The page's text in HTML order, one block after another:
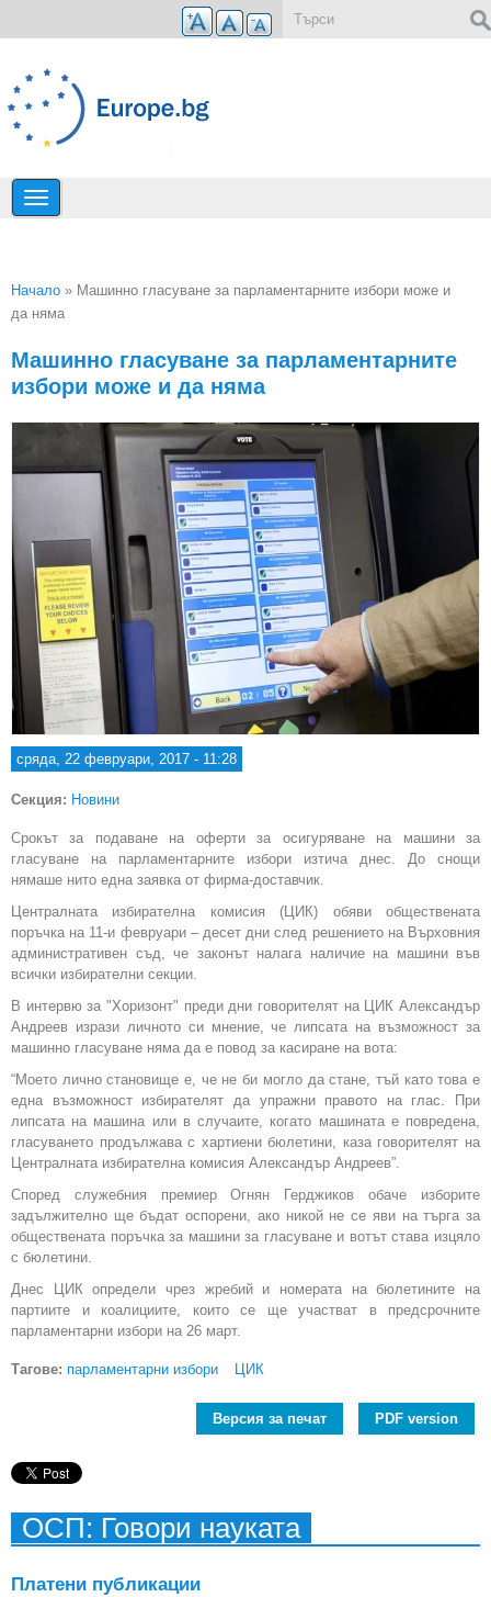
Премини към основното съдържание
Вие сте тук
Начало » Машинно гласуване за парламентарните избори може и
да няма
Машинно гласуване за парламентарните
избори може и да няма
сряда, 22 февруари, 2017 - 11:28
Секция: Новини
Срокът за подаване на оферти за осигуряване на машини за
гласуване на парламентарните избори изтича днес. До снощи
нямаше нито една заявка от фирма-доставчик.
Централната избирателна комисия (ЦИК) обяви обществената
поръчка на 11-и февруари – десет дни след решението на Върховния
административен съд, че законът налага наличие на машини във
всички избирателни секции.
В интервю за "Хоризонт" преди дни говорителят на ЦИК Александър
Андреев изрази личното си мнение, че липсата на възможност за
машинно гласуване няма да е повод за касиране на вота:
“Моето лично становище е, че не би могло да стане, тъй като това е
една възможност избирателят да упражни правото на глас. При
липсата на машина или в случаите, когато машината е повредена,
гласуването продължава с хартиени бюлетини, каза говорителят на
Централната избирателна комисия Александър Андреев”.
Според служебния премиер Огнян Герджиков обаче изборите
задължително ще бъдат оспорени, ако никой не се яви на търга за
обществената поръчка за машини за гласуване и вотът става изцяло
с бюлетини.
Днес ЦИК определи чрез жребий и номерата на бюлетините на
партиите и коалициите, които се ще участват в предсрочните
парламентарни избори на 26 март.
Тагове: парламентарни избори ЦИК
Версия за печат PDF version
ОСП: Говори науката
Платени публикации